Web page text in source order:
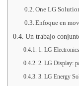
One LG
Enfoque en
Un trabajo
1. LG
2. LG Display:
3. LG Energy